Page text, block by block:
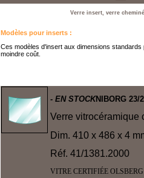
Verre insert, verre
Modèles pour inserts :
Ces modèles d'insert aux dimensions
moindre coût.
NIBORG 23/
- EN STOCK
Verre vitrocéramique
Dim. 410 x 486 x 4
Réf. 41/1381.2000
VITRE CERTIFIÉE OLSBERG